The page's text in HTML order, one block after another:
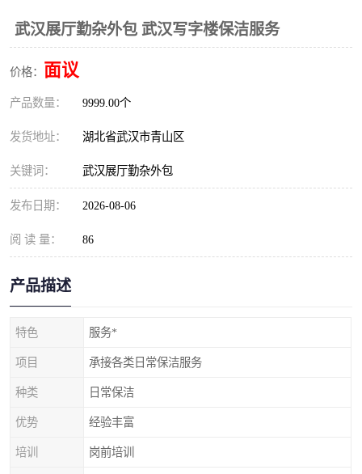
武汉展厅勤杂外包 武汉写字楼保洁服务
价格： 面议
产品数量： 9999.00个
发货地址： 湖北省武汉市青山区
关键词： 武汉展厅勤杂外包
发布日期： 2026-08-06
阅 读 量： 86
产品描述
特色 服务*
项目 承接各类日常保洁服务
种类 日常保洁
优势 经验丰富
培训 岗前培训